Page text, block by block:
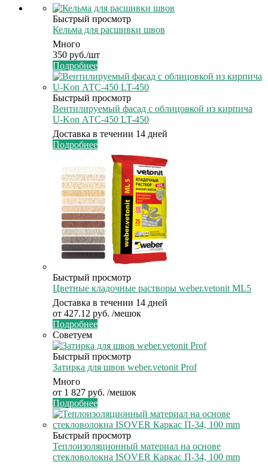
Быстрый просмотр
Кельма для расшивки швов
Много
350 руб./шт
Подробнее
Быстрый просмотр
Вентилируемый фасад с облицовкой из кирпича
U-Kon АТС-450 LT-450
Доставка в течении 14 дней
Подробнее
Быстрый просмотр
Цветные кладочные растворы weber.vetonit ML5
Доставка в течении 14 дней
от 427.12 руб. /мешок
Подробнее
Советуем
Быстрый просмотр
Затирка для швов weber.vetonit Prof
Много
от 1 827 руб. /мешок
Подробнее
Быстрый просмотр
Теплоизоляционный материал на основе
стекловолокна ISOVER Каркас П-34, 100 mm